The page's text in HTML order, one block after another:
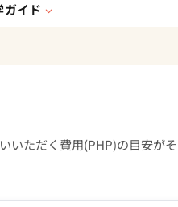
ガイド
いただく費用(PHP)の目安が